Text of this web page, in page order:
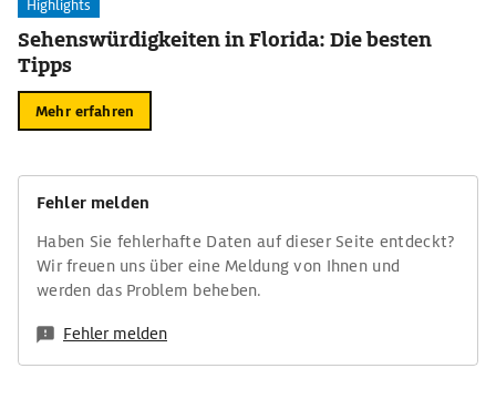
Highlights
Sehenswürdigkeiten in Florida: Die besten
Tipps
Mehr erfahren
Fehler melden
Haben Sie fehlerhafte Daten auf dieser Seite entdeckt?
Wir freuen uns über eine Meldung von Ihnen und
werden das Problem beheben.
Fehler melden